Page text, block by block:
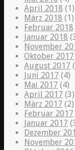
April 2018 (1)
März 2018 (1)
Februar 2018
Januar 2018
November
Oktober 2017
August 2017
Juni 2017 (4)
Mai 2017 (4)
April 2017 (3)
März 2017 (2)
Februar 2017
Januar 2017
Dezember
November